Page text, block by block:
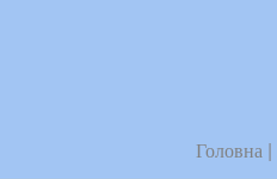
Головна |